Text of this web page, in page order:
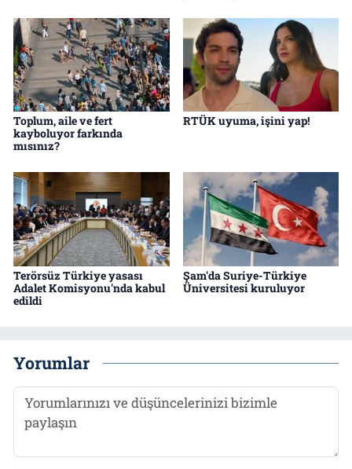
Toplum, aile ve fert
kayboluyor farkında
mısınız?
RTÜK uyuma, işini yap!
Terörsüz Türkiye yasası
Adalet Komisyonu'nda kabul
edildi
Şam'da Suriye-Türkiye
Üniversitesi kuruluyor
Yorumlar